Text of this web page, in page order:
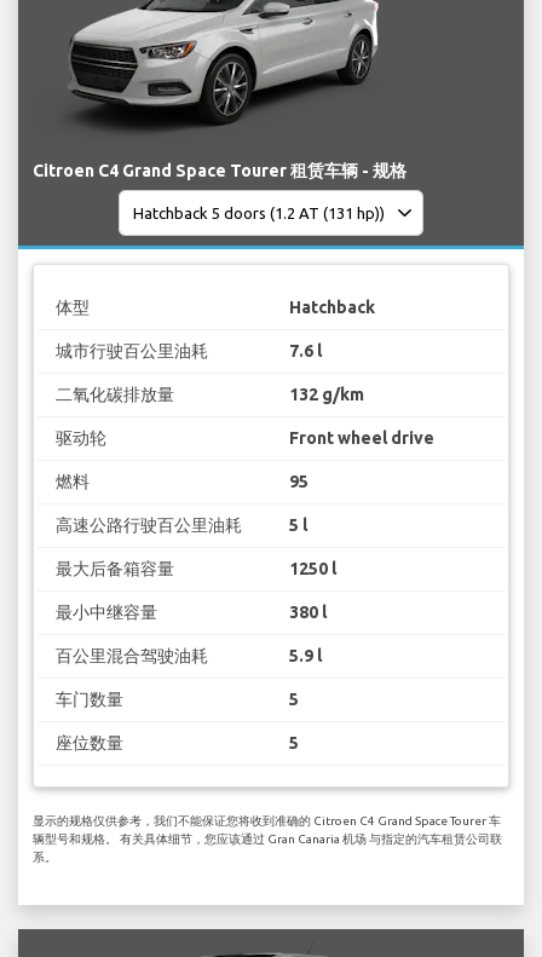
Citroen C4 Grand Space Tourer 租赁车辆 - 规格
体型 Hatchback
城市行驶百公里油耗 7.6 l
二氧化碳排放量 132 g/km
驱动轮 Front wheel drive
燃料 95
高速公路行驶百公里油耗 5 l
最大后备箱容量 1250 l
最小中继容量 380 l
百公里混合驾驶油耗 5.9 l
车门数量 5
座位数量 5
显示的规格仅供参考，我们不能保证您将收到准确的 Citroen C4 Grand Space Tourer 车
辆型号和规格。 有关具体细节，您应该通过 Gran Canaria 机场 与指定的汽车租赁公司联
系。